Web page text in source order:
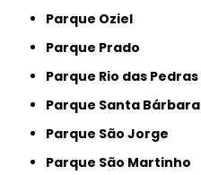
Parque Oziel
Parque Prado
Parque Rio das Pedras
Parque Santa Bárbara
Parque São Jorge
Parque São Martinho